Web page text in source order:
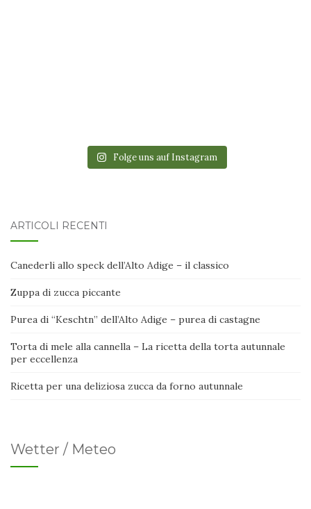
Folge uns auf Instagram
ARTICOLI RECENTI
Canederli allo speck dell’Alto Adige – il classico
Zuppa di zucca piccante
Purea di “Keschtn” dell’Alto Adige – purea di castagne
Torta di mele alla cannella – La ricetta della torta autunnale
per eccellenza
Ricetta per una deliziosa zucca da forno autunnale
Wetter / Meteo